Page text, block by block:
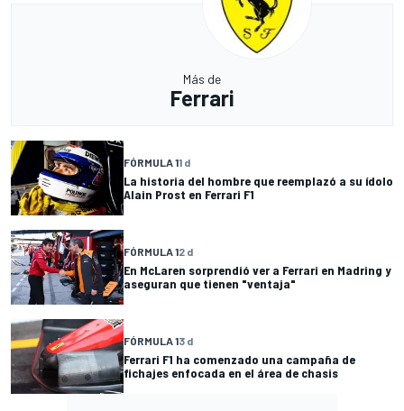
Más de
Ferrari
FÓRMULA 11 d
La historia del hombre que reemplazó a su ídolo
Alain Prost en Ferrari F1
FÓRMULA 12 d
En McLaren sorprendió ver a Ferrari en Madring y
aseguran que tienen "ventaja"
FÓRMULA 13 d
Ferrari F1 ha comenzado una campaña de
fichajes enfocada en el área de chasis